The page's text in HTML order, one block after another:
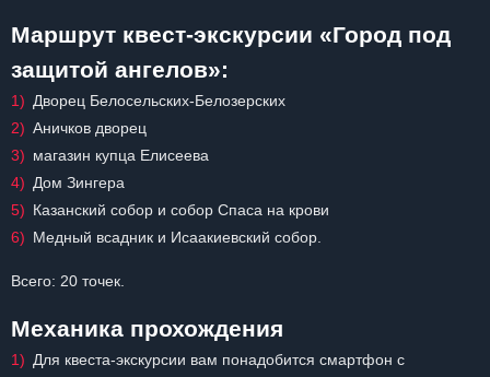
Маршрут квест-экскурсии «Город под
защитой ангелов»:
Дворец Белосельских-Белозерских
Аничков дворец
магазин купца Елисеева
Дом Зингера
Казанский собор и собор Спаса на крови
Медный всадник и Исаакиевский собор.
Всего: 20 точек.
Механика прохождения
Для квеста-экскурсии вам понадобится смартфон с